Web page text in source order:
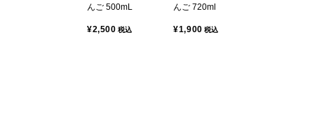
んご 500mL
¥2,500 税込
んご 720ml
¥1,900 税込